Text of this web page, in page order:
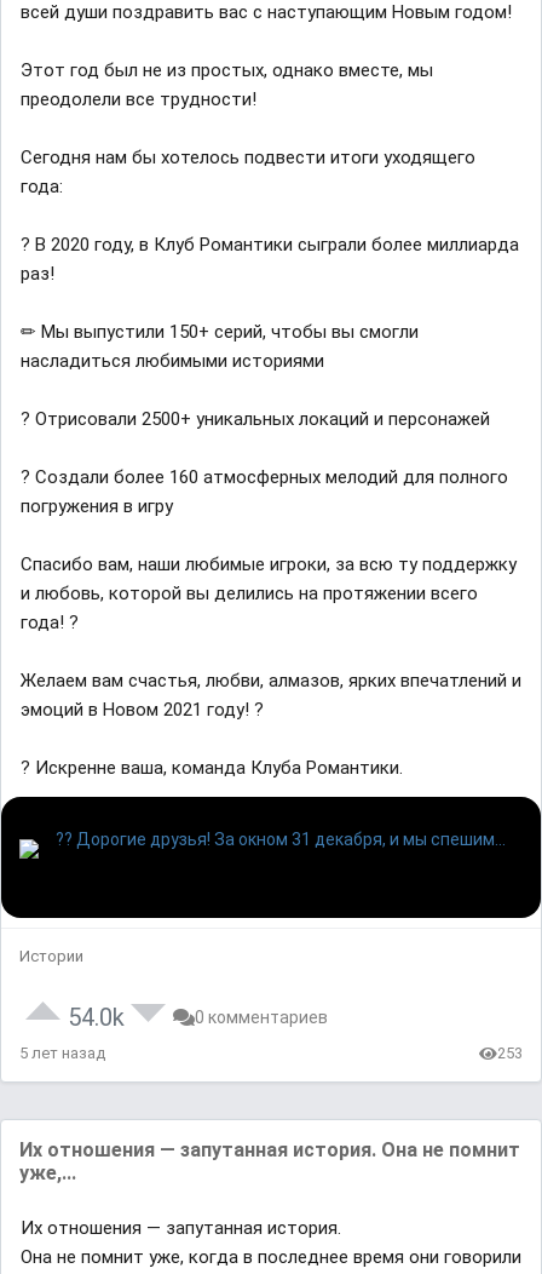
всей души поздравить вас с наступающим Новым годом!
Этот год был не из простых, однако вместе, мы
преодолели все трудности!
Сегодня нам бы хотелось подвести итоги уходящего
года:
? В 2020 году, в Клуб Романтики сыграли более миллиарда
раз!
✏ Мы выпустили 150+ серий, чтобы вы смогли
насладиться любимыми историями
? Отрисовали 2500+ уникальных локаций и персонажей
? Создали более 160 атмосферных мелодий для полного
погружения в игру
Спасибо вам, наши любимые игроки, за всю ту поддержку
и любовь, которой вы делились на протяжении всего
года! ?
Желаем вам счастья, любви, алмазов, ярких впечатлений и
эмоций в Новом 2021 году! ?
? Искренне ваша, команда Клуба Романтики.
Истории
54.0k 0 комментариев
5 лет назад 253
Их отношения — запутанная история. Она не помнит
уже,...
Их отношения — запутанная история.
Она не помнит уже, когда в последнее время они говорили